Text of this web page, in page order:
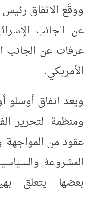
ووقّع الاتفاق
عن الجانب
عرفات عن الجانب
الأمريكي.
ويعد اتفاق أوسلو
ومنظمة التحرير
عقود من المواجهة
المشروعة
بعضها يتعلق